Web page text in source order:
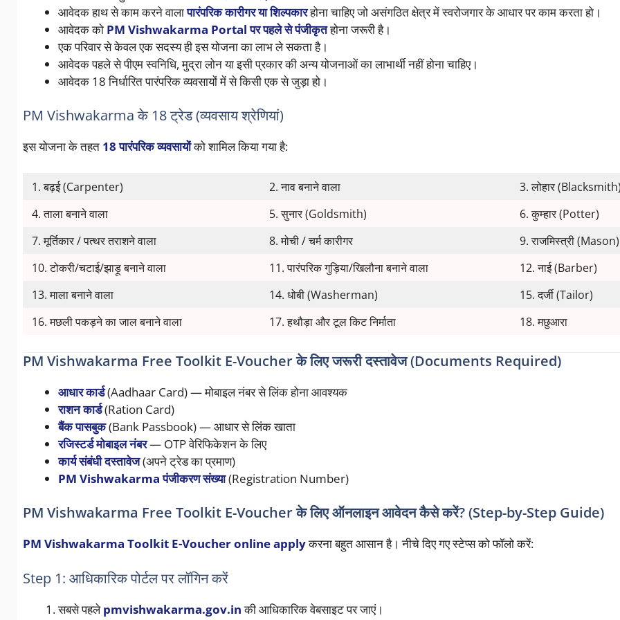
आवेदक हाथ से काम करने वालापारंपरिक कारीगर या शिल्पकारहोना चाहिए जो असंगठित क्षेत्र में स्वरोजगार के आधार पर काम करता हो।
आवेदक को PM Vishwakarma Portal पर पहले से पंजीकृतहोना जरूरी है।
एक परिवार से केवल एक सदस्य ही इस योजना का लाभ ले सकता है।
आवेदक पहले से पीएम स्वनिधि, मुद्रा लोन या इसी प्रकार की अन्य योजनाओं का लाभार्थी नहीं होना चाहिए।
आवेदक 18 निर्धारित पारंपरिक व्यवसायों में से किसी एक से जुड़ा हो।
PM Vishwakarma के 18 ट्रेड (व्यवसाय श्रेणियां)
इस योजना के तहत 18 पारंपरिक व्यवसायोंको शामिल किया गया है:
1. बढ़ई (Carpenter) 2. नाव बनाने वाला
3. लोहार
4. ताला बनाने वाला
5. सुनार (Goldsmith)
6. कुम्हार (Potter)
7. मूर्तिकार / पत्थर तराशने वाला
8. मोची / चर्म कारीगर
9. राजमिस्त्री (Mason)
10. टोकरी/चटाई/झाड़ू बनाने वाला
11. पारंपरिक गुड़िया/खिलौना बनाने वाला
12. नाई (Barber)
13. माला बनाने वाला
14. धोबी (Washerman)
15. दर्जी (Tailor)
16. मछली पकड़ने का जाल बनाने वाला
17. हथौड़ा और टूल किट निर्माता 18. मछुआरा
PM Vishwakarma Free Toolkit E-Voucher के लिए जरूरी दस्तावेज (Documents Required)
आधार कार्ड(Aadhaar Card) — मोबाइल नंबर से लिंक होना आवश्यक
राशन कार्ड(Ration Card)
बैंक पासबुक(Bank Passbook) — आधार से लिंक खाता
रजिस्टर्ड मोबाइल नंबर— OTP वेरिफिकेशन के लिए
कार्य संबंधी दस्तावेज(अपने ट्रेड का प्रमाण)
PM Vishwakarma पंजीकरण संख्या(Registration Number)
PM Vishwakarma Free Toolkit E-Voucher के लिए ऑनलाइन आवेदन कैसे करें? (Step-by-Step Guide)
PM Vishwakarma Toolkit E-Voucher online applyकरना बहुत आसान है। नीचे दिए गए स्टेप्स को फॉलो करें:
Step 1: आधिकारिक पोर्टल पर लॉगिन करें
सबसे पहलेpmvishwakarma.gov.inकी आधिकारिक वेबसाइट पर जाएं।